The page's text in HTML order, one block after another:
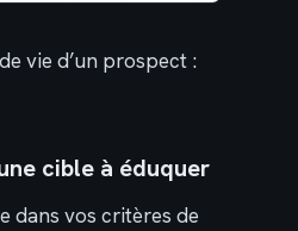
vie d’un prospect :
cible à éduquer
dans vos critères de